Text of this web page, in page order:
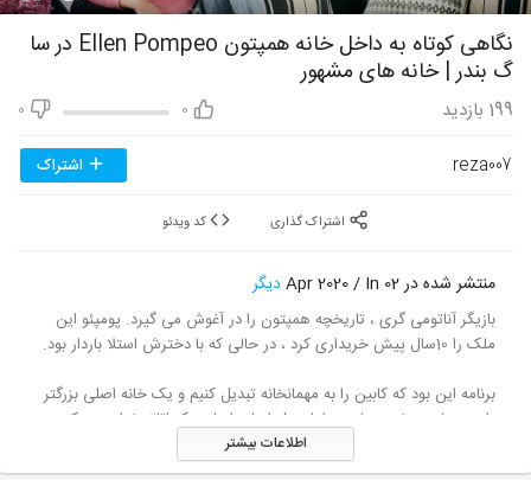
نگاهی کوتاه به داخل خانه همپتون Ellen Pompeo در سا
گ بندر | خانه های مشهور
0
0 199 بازدید
reza007 اشتراک
منتشر شده در 02 Apr 2020 / In دیگر
بازیگر آناتومی گری ، تاریخچه همپتون را در آغوش می گیرد. پومپئو این
ملک را 10سال پیش خریداری کرد ، در حالی که با دخترش استلا باردار بود.
برنامه این بود که کابین را به مهمانخانه تبدیل کنیم و یک خانه اصلی بزرگتر
را در مجاورت خود بسازیم ، اما محل اصلی اصلی یک اتاق خواب به یک
پروژه دیگر رسید: یک خانه ساحلی در ساحل غربی.
اطلاعات بیشتر